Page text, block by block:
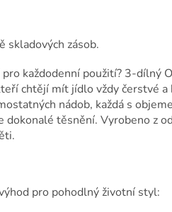
skladových zásob.
každodenní použití? 3-dílný
chtějí mít jídlo vždy čerstvé a
nádob, každá s
těsnění. Vyrobeno z
pro pohodlný životní styl: